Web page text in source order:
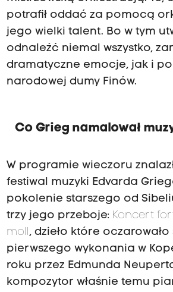
potrafił oddać za pomocą
jego wielki talent. Bo w tym
odnaleźć niemal wszystko,
dramatyczne emocje, jak i
narodowej dumy Finów.
Co Grieg namalował
W programie wieczoru
festiwal muzyki Edvarda
pokolenie starszego od
trzy jego przeboje: Koncert
moll , dzieło które oczarowało
pierwszego wykonania w
roku przez Edmunda
kompozytor właśnie temu